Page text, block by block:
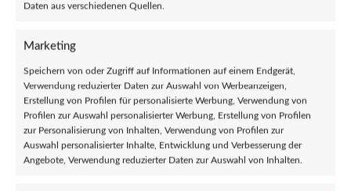
Daten aus verschiedenen Quellen.
Marketing
Speichern von oder Zugriff auf Informationen auf einem Endgerät,
Verwendung reduzierter Daten zur Auswahl von Werbeanzeigen,
Erstellung von Profilen für personalisierte Werbung, Verwendung von
Profilen zur Auswahl personalisierter Werbung, Erstellung von Profilen
zur Personalisierung von Inhalten, Verwendung von Profilen zur
Auswahl personalisierter Inhalte, Entwicklung und Verbesserung der
Angebote, Verwendung reduzierter Daten zur Auswahl von Inhalten.
Verkäufer
Fragen und Antworten
Ähnliche Produkte
HOT